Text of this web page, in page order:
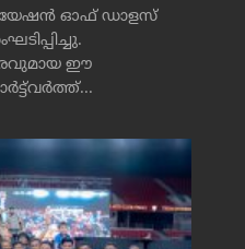
ഓഫ് ഡാളസ്
ഈ